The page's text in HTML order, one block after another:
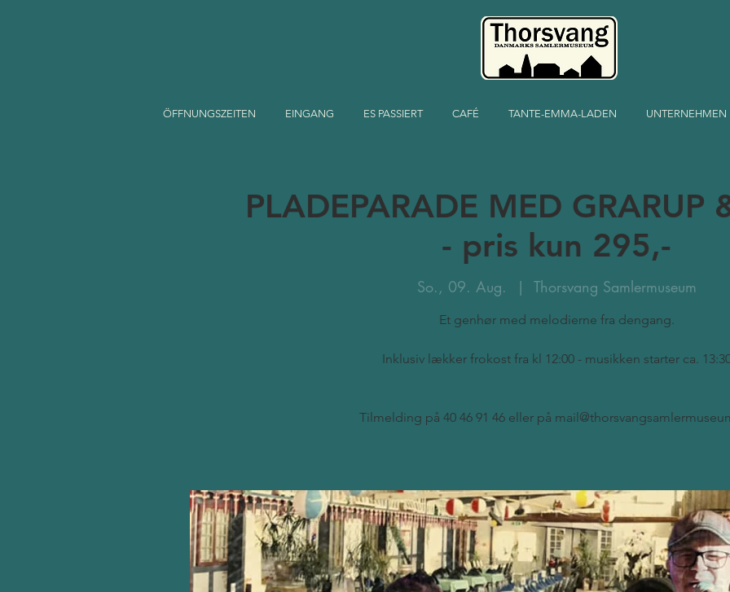
ÖFFNUNGSZEITEN EINGANG ES PASSIERT CAFÉ TANTE-EMMA-LADEN UNTERNEHMEN
PLADEPARADE MED GRARUP
- pris kun 295,-
So., 09. Aug.
  |
Thorsvang Samlermuseum
Et genhør med melodierne fra dengang.
Inklusiv lækker frokost fra kl 12:00 - musikken starter ca.
Tilmelding på 40 46 91 46 eller på